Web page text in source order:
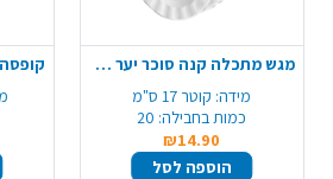
מגש מתכלה קנה סוכר יער 10 יח' - טבעי
מידה: קוטר 17 ס"מ
כמות בחבילה: 20
₪14.90
הוספה לסל